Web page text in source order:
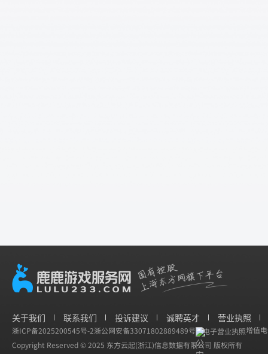
关于我们 联系我们 投诉建议 诚聘英才 营业执照
浙ICP备2025200545号-2浙公网安备33071802889489号 电子营业执照增值
Copyright Reserved © 2025 东方云起(浙江)信息数据有限公司 版权所有